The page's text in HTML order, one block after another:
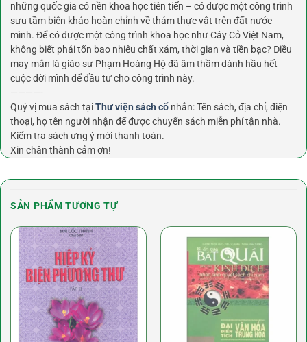
những quốc gia có nền khoa học tiên tiến – có được một công trình
sưu tầm biên khảo hoàn chỉnh về thảm thực vật trên đất nước
mình. Để có được một công trình khoa học như Cây Cỏ Việt Nam,
không biết phải tốn bao nhiêu chất xám, thời gian và tiền bạc? Điều
may mắn là giáo sư Phạm Hoàng Hộ đã âm thầm dành hầu hết
cuộc đời mình để đầu tư cho công trình này.
————-
Quý vị mua sách tạiThư viện sách cổ nhắn: Tên sách, địa chỉ, điện
thoại, họ tên người nhận để được chuyển sách miễn phí tận nhà.
Kiểm tra sách ưng ý mới thanh toán.
Xin chân thành cảm ơn!
SẢN PHẨM TƯƠNG TỰ